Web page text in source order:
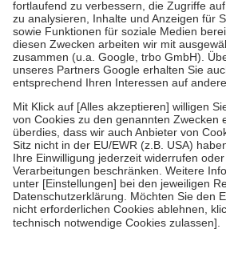
Diese Regeln gelten grundsätzlich auch
Bei Heilmitteln und häuslicher
Zuzahlung zehn Prozent der Kosten sowie
Verordnung.
Um das Engagement der Versicherten für
stärken und die besondere Stellung der
fallenkeine Zuzahlungenan bei:
• Kindern und Jugendlichen bis zum
mit Ausnahme der Fahrkosten
• Untersuchungen zur Vorsorge und
GKV getragen werden
• empfohlenen Schutzimpfungen
• Harn- und Blutteststreifen